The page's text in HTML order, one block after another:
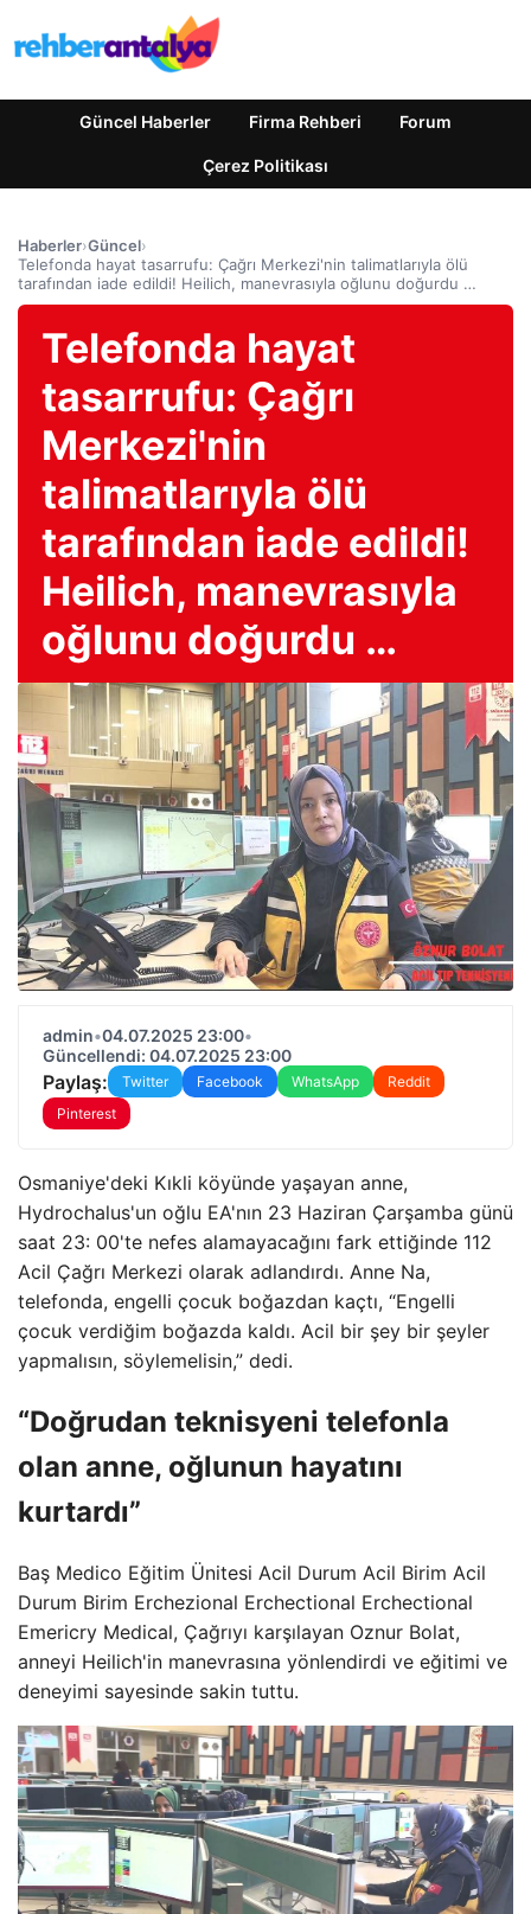
Güncel Haberler Firma Rehberi Forum
Çerez Politikası
Haberler›Güncel›
Telefonda hayat tasarrufu: Çağrı Merkezi'nin talimatlarıyla ölü
tarafından iade edildi! Heilich, manevrasıyla oğlunu doğurdu …
Telefonda hayat
tasarrufu: Çağrı
Merkezi'nin
talimatlarıyla ölü
tarafından iade edildi!
Heilich, manevrasıyla
oğlunu doğurdu …
admin•04.07.2025 23:00•
Güncellendi: 04.07.2025 23:00
Paylaş: Twitter Facebook WhatsApp
Reddit
Pinterest
Osmaniye'deki Kıkli köyünde yaşayan anne,
Hydrochalus'un oğlu EA'nın 23 Haziran Çarşamba günü
saat 23: 00'te nefes alamayacağını fark ettiğinde 112
Acil Çağrı Merkezi olarak adlandırdı. Anne Na,
telefonda, engelli çocuk boğazdan kaçtı, “Engelli
çocuk verdiğim boğazda kaldı. Acil bir şey bir şeyler
yapmalısın, söylemelisin,” dedi.
“Doğrudan teknisyeni telefonla
olan anne, oğlunun hayatını
kurtardı”
Baş Medico Eğitim Ünitesi Acil Durum Acil Birim Acil
Durum Birim Erchezional Erchectional Erchectional
Emericry Medical, Çağrıyı karşılayan Oznur Bolat,
anneyi Heilich'in manevrasına yönlendirdi ve eğitimi ve
deneyimi sayesinde sakin tuttu.